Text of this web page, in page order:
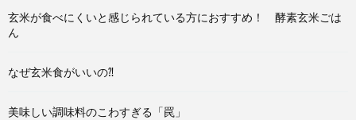
玄米が食べにくいと感じられている方におすすめ！ 酵素玄米ごは
ん
なぜ玄米食がいいの⁈
美味しい調味料のこわすぎる「罠」